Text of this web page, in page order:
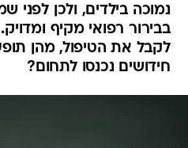
נמוכה בילדים, ולכן לפני
בבירור רפואי מקיף
לקבל את הטיפול, מהן
חידושים נכנסו לתחום?